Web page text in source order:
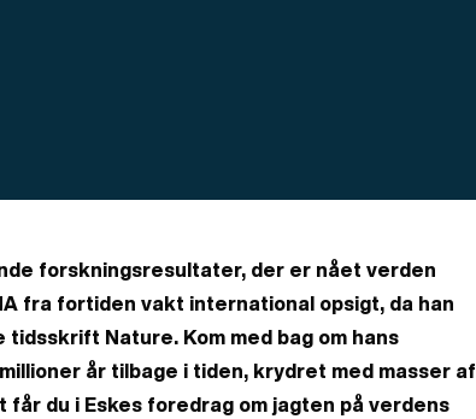
forskningsresultater, der er nået verden
fra fortiden vakt international opsigt, da han
Nature. Kom med bag om hans
år tilbage i tiden, krydret med masser af
du i Eskes foredrag om jagten på verdens